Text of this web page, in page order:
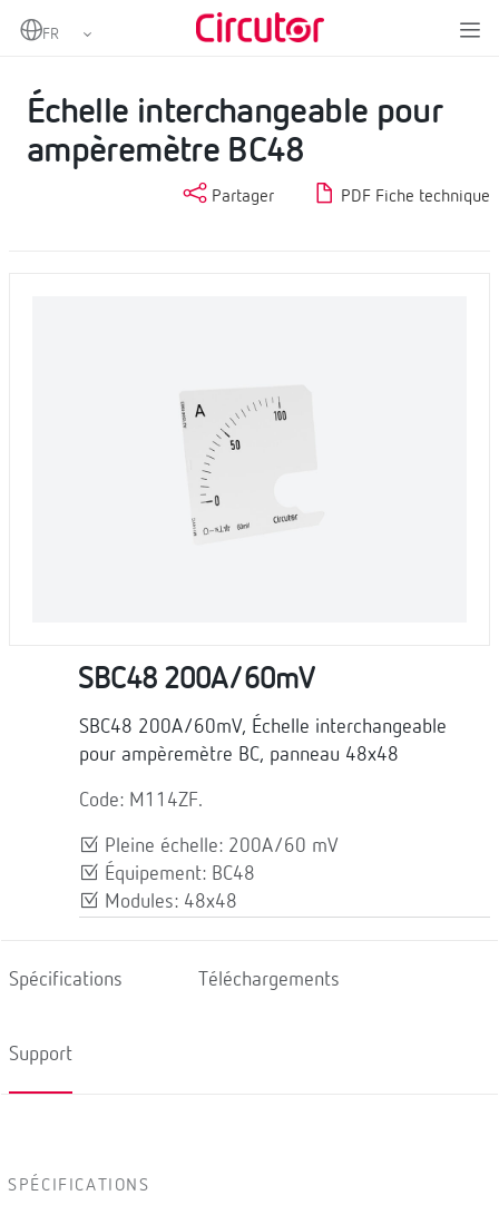
Home
Échelle interchangeable pour
ampèremètre BC48
Partager PDF Fiche technique
SBC48 200A/60mV
SBC48 200A/60mV, Échelle interchangeable
pour ampèremètre BC, panneau 48x48
Code: M114ZF.
Pleine échelle: 200A/60 mV
Équipement: BC48
Modules: 48x48
Spécifications Téléchargements
Support
SPÉCIFICATIONS